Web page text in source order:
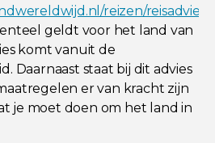
reizen/
geldt voor het land van
komt vanuit de
Daarnaast staat bij dit advies
er van kracht zijn
je moet doen om het land in